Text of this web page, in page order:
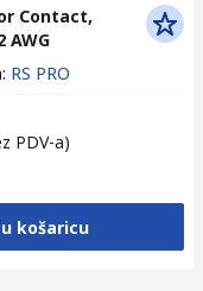
Contact,
AWG
: RS PRO
PDV-a)
košaricu